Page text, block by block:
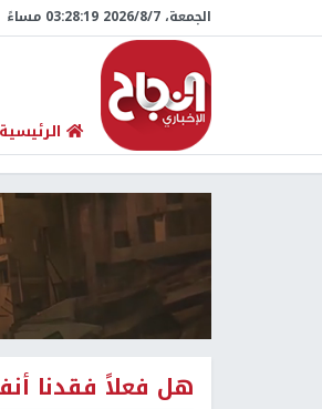
الجمعة، 7/‏8/‏2026 03:28:20 مساءً
الرئيسية
هل فعلاً فقدنا